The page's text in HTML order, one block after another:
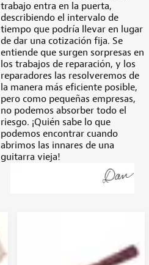
trabajo entra en la puerta,
describiendo el intervalo de
tiempo que podría llevar en lugar
de dar una cotización fija. Se
entiende que surgen sorpresas en
los trabajos de reparación, y los
reparadores las resolveremos de
la manera más eficiente posible,
pero como pequeñas empresas,
no podemos absorber todo el
riesgo. ¡Quién sabe lo que
podemos encontrar cuando
abrimos las innares de una
guitarra vieja!